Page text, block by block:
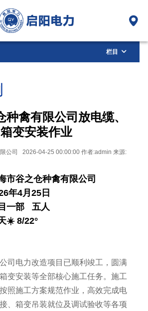
栏目
种禽有限公司放电缆、
箱变安装作业
公司 2026-04-25 00:00:00 作者:admin 来源:
市谷之仓种禽有限公司
年4月25日
一部 五人
☀️ 8/22°
司电力改造项目已顺利竣工，圆满
变安装等全部核心施工任务。施工
照施工方案规范作业，高效完成电
、箱变吊装就位及调试验收等各项